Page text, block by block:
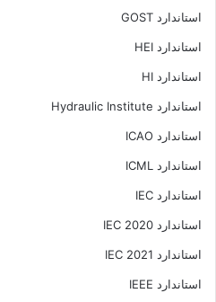
استاندارد GOST
استاندارد HEI
استاندارد HI
استاندارد Hydraulic Institute
استاندارد ICAO
استاندارد ICML
استاندارد IEC
استاندارد IEC 2020
استاندارد IEC 2021
استاندارد IEEE